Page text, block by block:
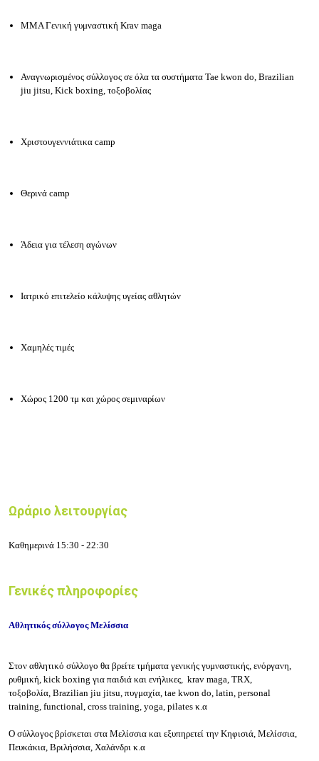
ΜΜΑ Γενική γυμναστική Krav maga
Αναγνωρισμένος σύλλογος σε όλα τα συστήματα Tae kwon do, Brazilian
jiu jitsu, Kick boxing, τοξοβολίας
Χριστουγεννιάτικα camp
Θερινά camp
Άδεια για τέλεση αγώνων
Ιατρικό επιτελείο κάλυψης υγείας αθλητών
Χαμηλές τιμές
Χώρος 1200 τμ και χώρος σεμιναρίων
Ωράριο λειτουργίας
Καθημερινά 15:30 - 22:30
Γενικές πληροφορίες
Aθλητικός σύλλογος Μελίσσια
Στον αθλητικό σύλλογο θα βρείτε τμήματα γενικής γυμναστικής, ενόργανη,
ρυθμική, kick boxing για παιδιά και ενήλικες, krav maga, TRX,
τοξοβολία, Brazilian jiu jitsu, πυγμαχία, tae kwon do, latin, personal
training, functional, cross training, yoga, pilates κ.α
Ο σύλλογος βρίσκεται στα Μελίσσια και εξυπηρετεί την Κηφισιά, Μελίσσια,
Πευκάκια, Βριλήσσια, Χαλάνδρι κ.α